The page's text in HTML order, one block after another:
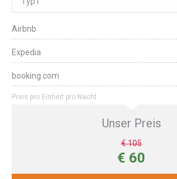
Airbnb
Expedia
booking.com
Preis pro Einheit pro Nacht
Unser Preis
€ 105
€ 60